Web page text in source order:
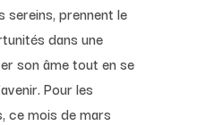
sereins, prennent le
dans une
son âme tout en se
Pour les
ce mois de mars